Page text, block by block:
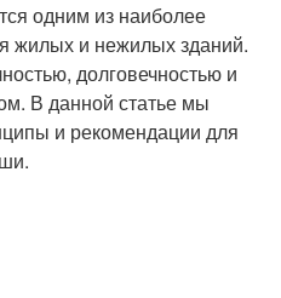
одним из наиболее
жилых и нежилых зданий.
долговечностью и
В данной статье мы
и рекомендации для